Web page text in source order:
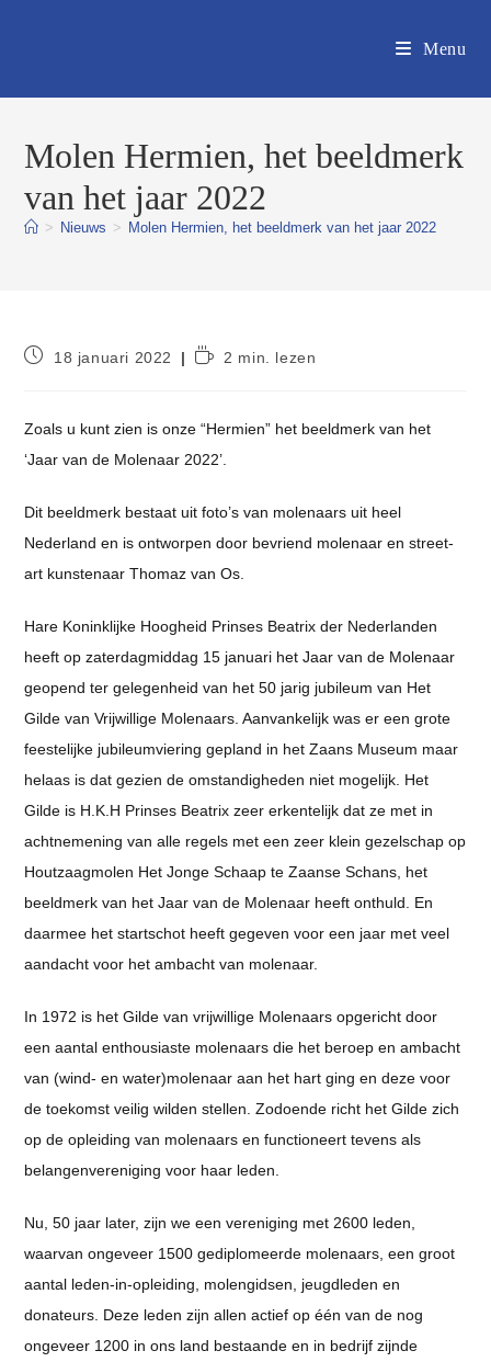
Menu
Molen Hermien, het beeldmerk
van het jaar 2022
> Nieuws > Molen Hermien, het beeldmerk van het jaar 2022
Bericht18 januari 2022 Leestijd:2 min. lezen
Zoals u kunt zien is onze “Hermien” het beeldmerk van het
‘Jaar van de Molenaar 2022’.
Dit beeldmerk bestaat uit foto’s van molenaars uit heel
Nederland en is ontworpen door bevriend molenaar en street-
art kunstenaar Thomaz van Os.
Hare Koninklijke Hoogheid Prinses Beatrix der Nederlanden
heeft op zaterdagmiddag 15 januari het Jaar van de Molenaar
geopend ter gelegenheid van het 50 jarig jubileum van Het
Gilde van Vrijwillige Molenaars. Aanvankelijk was er een grote
feestelijke jubileumviering gepland in het Zaans Museum maar
helaas is dat gezien de omstandigheden niet mogelijk. Het
Gilde is H.K.H Prinses Beatrix zeer erkentelijk dat ze met in
achtnemening van alle regels met een zeer klein gezelschap op
Houtzaagmolen Het Jonge Schaap te Zaanse Schans, het
beeldmerk van het Jaar van de Molenaar heeft onthuld. En
daarmee het startschot heeft gegeven voor een jaar met veel
aandacht voor het ambacht van molenaar.
In 1972 is het Gilde van vrijwillige Molenaars opgericht door
een aantal enthousiaste molenaars die het beroep en ambacht
van (wind- en water)molenaar aan het hart ging en deze voor
de toekomst veilig wilden stellen. Zodoende richt het Gilde zich
op de opleiding van molenaars en functioneert tevens als
belangenvereniging voor haar leden.
Nu, 50 jaar later, zijn we een vereniging met 2600 leden,
waarvan ongeveer 1500 gediplomeerde molenaars, een groot
aantal leden-in-opleiding, molengidsen, jeugdleden en
donateurs. Deze leden zijn allen actief op één van de nog
ongeveer 1200 in ons land bestaande en in bedrijf zijnde